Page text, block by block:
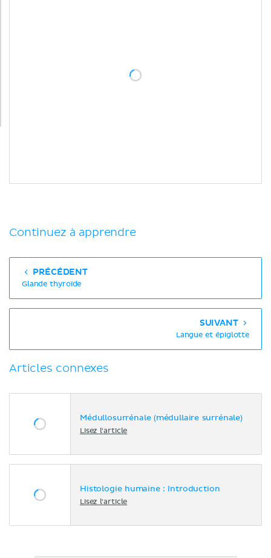
Continuez à apprendre
PRÉCÉDENT
Glande thyroïde
SUIVANT
Langue et épiglotte
Articles connexes
Médullosurrénale (médullaire surrénale)
Lisez l'article
Histologie humaine : Introduction
Lisez l'article